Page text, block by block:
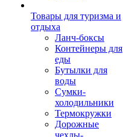
Товары для туризма и
отдыха
Ланч-боксы
Контейнеры для
еды
Бутылки для
воды
Сумки-
холодильники
Термокружки
Дорожные
чехлы-